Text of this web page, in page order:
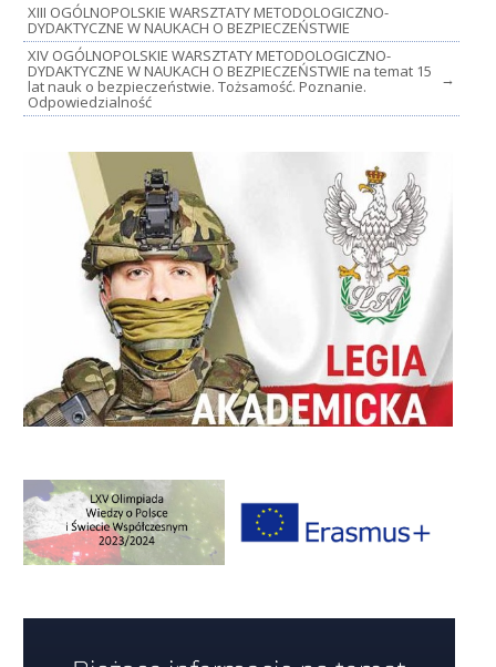
XIII OGÓLNOPOLSKIE WARSZTATY METODOLOGICZNO-
DYDAKTYCZNE W NAUKACH O BEZPIECZEŃSTWIE
XIV OGÓLNOPOLSKIE WARSZTATY METODOLOGICZNO-
DYDAKTYCZNE W NAUKACH O BEZPIECZEŃSTWIE na temat 15
lat nauk o bezpieczeństwie. Tożsamość. Poznanie.
Odpowiedzialność
→